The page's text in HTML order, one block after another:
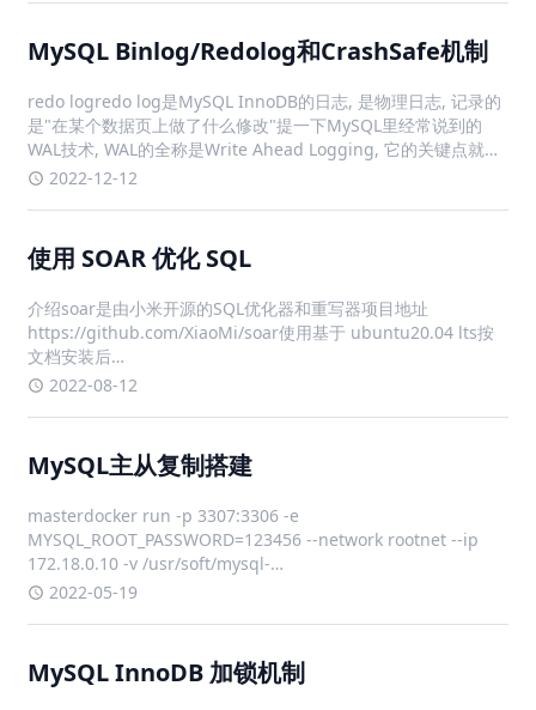
MySQL Binlog/Redolog和CrashSafe机制
redo logredo log是MySQL InnoDB的日志, 是物理日志, 记录的
是"在某个数据页上做了什么修改"提一下MySQL里经常说到的
WAL技术, WAL的全称是Write Ahead Logging, 它的关键点就是
先写日志, 再写磁盘. 日志是顺序写的, 磁盘是随机写. 顺序写速度
2022-12-12
使用 SOAR 优化 SQL
介绍soar是由小米开源的SQL优化器和重写器项目地址
https://github.com/XiaoMi/soar使用基于 ubuntu20.04 lts按
文档安装后
https://github.com/XiaoMi/soar/blob/master/doc/install.md
2022-08-12
MySQL主从复制搭建
masterdocker run -p 3307:3306 -e
MYSQL_ROOT_PASSWORD=123456 --network rootnet --ip
172.18.0.10 -v /usr/soft/mysql-
master/data:/var/lib/mysql:rw -v /u
2022-05-19
MySQL InnoDB 加锁机制